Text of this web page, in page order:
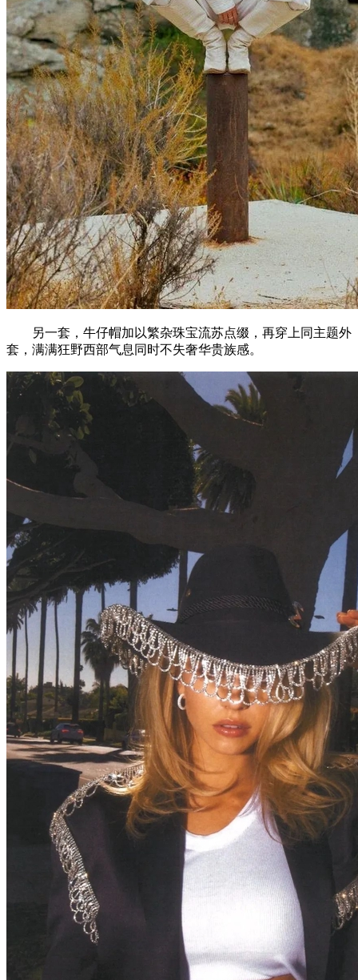
另一套，牛仔帽加以繁杂珠宝流苏点缀，再穿上同主题外
套，满满狂野西部气息同时不失奢华贵族感。